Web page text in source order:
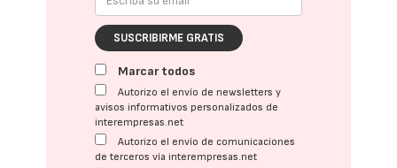
SUSCRIBIRME GRATIS
Marcar todos
Autorizo el envío de newsletters y
avisos informativos personalizados de
interempresas.net
Autorizo el envío de comunicaciones
de terceros vía interempresas.net